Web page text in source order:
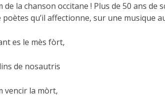
de la chanson occitane ! Plus de 50 ans
poètes qu’il affectionne, sur une musique
es le mès fòrt,
de nosautris
vencir la mòrt,